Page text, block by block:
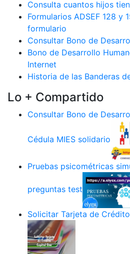
Consulta cuantos hijos
Formularios ADSEF 128 y
formulario
Consultar Bono de
Bono de Desarrollo
Internet
Historia de las Banderas
Lo + Compartido
Consultar Bono de
Cédula MIES solidario
Pruebas psicométricas
preguntas test
Solicitar Tarjeta de